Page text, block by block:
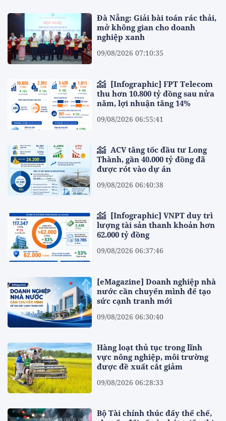
Đà Nẵng: Giải bài toán rác thải,
mở không gian cho doanh
nghiệp xanh
09/08/2026 07:10:35
thu hơn 10.800 tỷ đồng sau nửa
năm, lợi nhuận tăng 14%
09/08/2026 06:55:41
Thành, gần 40.000 tỷ đồng đã
được rót vào dự án
09/08/2026 06:40:38
lượng tài sản thanh khoản hơn
62.000 tỷ đồng
09/08/2026 06:37:46
[eMagazine] Doanh nghiệp nhà
nước cần chuyển mình để tạo
sức cạnh tranh mới
09/08/2026 06:30:40
Hàng loạt thủ tục trong lĩnh
vực nông nghiệp, môi trường
được đề xuất cắt giảm
09/08/2026 06:28:33
Bộ Tài chính thúc đẩy thể chế,